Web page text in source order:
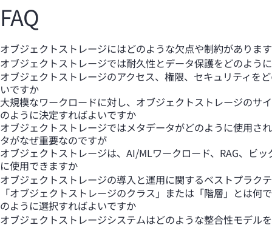
FAQ
オブジェクトストレージにはどのような欠点や制約がありま
オブジェクトストレージでは耐久性とデータ保護をどのよう
オブジェクトストレージのアクセス、権限、セキュリティを
いですか
大規模なワークロードに対し、オブジェクトストレージのサ
のように決定すればよいですか
オブジェクトストレージではメタデータがどのように使用さ
タがなぜ重要なのですが
オブジェクトストレージは、AI/MLワークロード、RAG、ビ
に使用できますか
オブジェクトストレージの導入と運用に関するベストプラク
「オブジェクトストレージのクラス」または「階層」とは何
のように選択すればよいですか
オブジェクトストレージシステムはどのような整合性モデル